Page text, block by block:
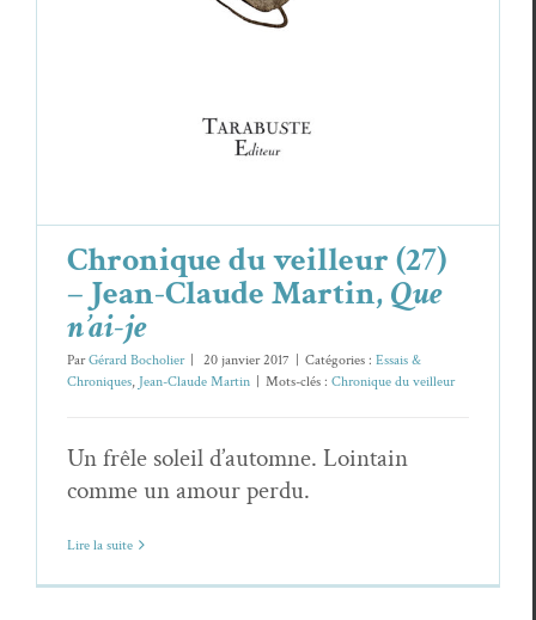
Chronique du veilleur (27)
– Jean-Claude Martin,Que
n’ai-je
ParGérard Bocholier | 20 janvier 2017 | Catégories : Essais &
Chroniques, Jean-Claude Martin | Mots-clés : Chronique du veilleur
Un frêle soleil d’automne. Lointain
comme un amour perdu.
Lire la suite